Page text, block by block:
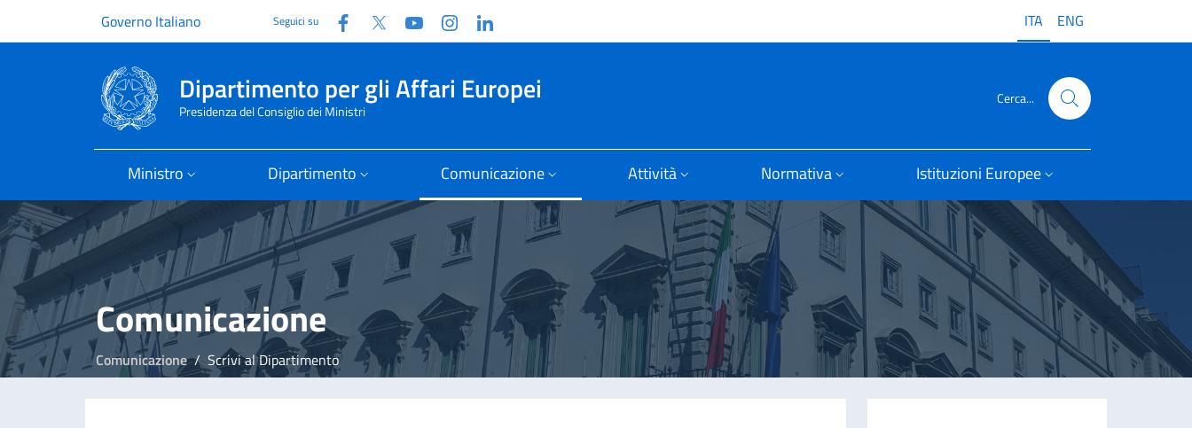
Governo Italiano Seguici su Facebook
Twitter YouTubeInstagram ITA ENG
Dipartimento per gli Affari Europei
Presidenza del Consiglio dei Ministri
Cerca...
Ministro Dipartimento Comunicazione Attività Normativa Istituzioni Europee
Comunicazione
Comunicazione Scrivi al Dipartimento